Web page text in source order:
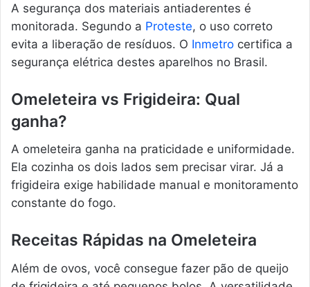
A segurança dos materiais antiaderentes é
monitorada. Segundo a Proteste, o uso correto
evita a liberação de resíduos. O Inmetro certifica a
segurança elétrica destes aparelhos no Brasil.
Omeleteira vs Frigideira: Qual
ganha?
A omeleteira ganha na praticidade e uniformidade.
Ela cozinha os dois lados sem precisar virar. Já a
frigideira exige habilidade manual e monitoramento
constante do fogo.
Receitas Rápidas na Omeleteira
Além de ovos, você consegue fazer pão de queijo